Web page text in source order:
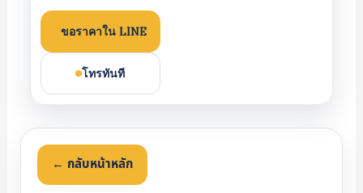
ขอราคาใน LINE
โทรทันที
← กลับหน้าหลัก